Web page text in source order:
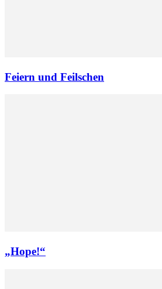
Feiern und Feilschen
„Hope!“